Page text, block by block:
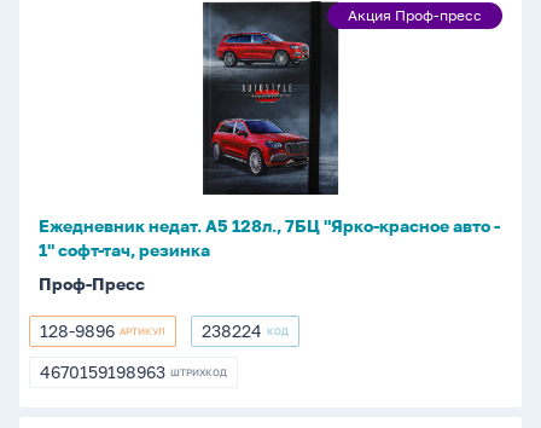
-
1"
софт-
тач,
резинка
Акция
Акция Проф-пресс
Ежедневник недат. А5 128л., 7БЦ "Ярко-красное авто -
1" софт-тач, резинка
Проф-Пресс
128-
9896
128-9896 АРТИКУЛ 238224
238224 КОД
4670159198963
4670159198963 ШТРИХКОД